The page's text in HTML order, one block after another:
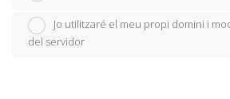
Jo utilitzaré el meu propi domini i
del servidor